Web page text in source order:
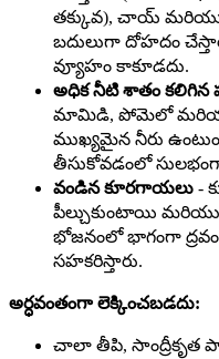
తక్కువ), చాయ్ మరియు
బదులుగా దోహదం
వ్యూహం కాకూడదు.
అధిక నీటి శాతం కలిగిన
మామిడి, పోమెలో
ముఖ్యమైన నీరు
తీసుకోవడంలో సులభంగా
వండిన కూరగాయలు -
పీల్చుకుంటాయి
భోజనంలో భాగంగా
సహకరిస్తారు.
అర్ధవంతంగా లెక్కించబడదు:
చాలా తీపి, సాంద్రీకృత